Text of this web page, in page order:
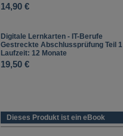
14,90 €
Digitale Lernkarten - IT-Berufe
Gestreckte Abschlussprüfung Teil 1
Laufzeit: 12 Monate
19,50 €
Dieses Produkt ist ein eBook